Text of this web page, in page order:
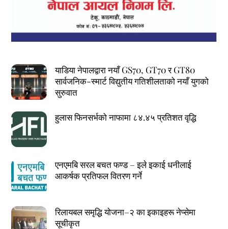
याडिया नेपालद्वारा नयाँ GS70, GT70 र GT80
सार्वजनिक-स्मार्ट विद्युतीय गतिशीलताको नयाँ युगको
सुरुवात
हुलास फिनसर्भको नाफामा ८४.४५ प्रतिशत वृद्धि
एनएमबि सरल बचत फण्ड – इले इकाई धनीलाई
आकर्षक प्रतिफल वितरण गर्ने
रिलायबल समृद्धि योजना–२ का इकाइहरू नेप्सेमा
सूचीकृत